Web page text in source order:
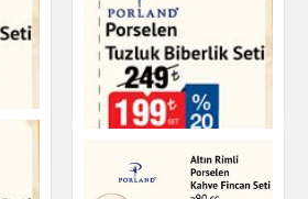
Buzdolabı Poşeti
Büyük Boy Sera
Mutfak Ürünleri